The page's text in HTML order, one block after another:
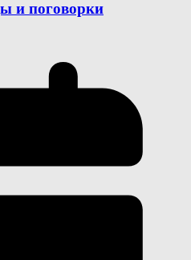
и поговорки